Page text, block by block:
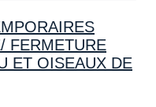
FERMETURE
ET OISEAUX DE